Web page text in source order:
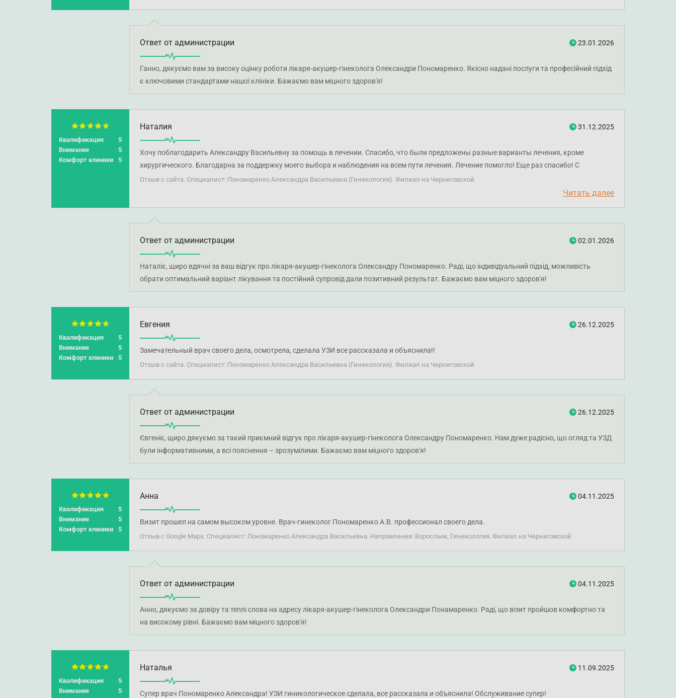
Ответ от администрации 23.01.2026
Ганно, дякуємо вам за високу оцінку роботи лікаря-акушер-гінеколога Олександри Пономаренко. Якісно надані послуги та професійний підхід
є ключовими стандартами нашої клініки. Бажаємо вам міцного здоров'я!
Квалификация
5
Внимание
5
Комфорт клиники
5
Наталия 31.12.2025
Хочу поблагодарить Александру Васильевну за помощь в лечении. Спасибо, что были предложены разные варианты лечения, кроме
хирургического. Благодарна за поддержку моего выбора и наблюдения на всем пути лечения. Лечение помогло! Еще раз спасибо! С
наступающим Новым Годом!
Отзыв с сайта. Специалист: Пономаренко Александра Васильевна (Гинекология). Филиал на Черниговской
Читать далее
Ответ от администрации 02.01.2026
Наталіє, щиро вдячні за ваш відгук про лікаря-акушер-гінеколога Олександру Пономаренко. Раді, що індивідуальний підхід, можливість
обрати оптимальний варіант лікування та постійний супровід дали позитивний результат. Бажаємо вам міцного здоров'я!
Квалификация
5
Внимание
5
Комфорт клиники
5
Евгения 26.12.2025
Замечательный врач своего дела, осмотрела, сделала УЗИ все рассказала и объяснила!!
Отзыв с сайта. Специалист: Пономаренко Александра Васильевна (Гинекология). Филиал на Черниговской
Ответ от администрации 26.12.2025
Євгеніє, щиро дякуємо за такий приємний відгук про лікаря-акушер-гінеколога Олександру Пономаренко. Нам дуже радісно, що огляд та УЗД
були інформативними, а всі пояснення – зрозумілими. Бажаємо вам міцного здоров'я!
Квалификация
5
Внимание
5
Комфорт клиники
5
Анна 04.11.2025
Визит прошел на самом высоком уровне. Врач-гинеколог Пономаренко А.В. профессионал своего дела.
Отзыв с Google Maps. Специалист: Пономаренко Александра Васильевна. Направления: Взрослым, Гинекология. Филиал на Черниговской
Ответ от администрации 04.11.2025
Анно, дякуємо за довіру та теплі слова на адресу лікаря-акушер-гінеколога Олександри Понамаренко. Раді, що візит пройшов комфортно та
на високому рівні. Бажаємо вам міцного здоров'я!
Квалификация
5
Внимание
5
Наталья 11.09.2025
Супер врач Пономаренко Александра! УЗИ гиникологическое сделала, все рассказала и объяснила! Обслуживание супер!